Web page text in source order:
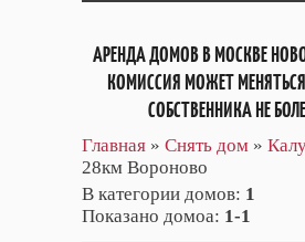
АРЕНДА ДОМОВ В МОСКВЕ
КОМИССИЯ МОЖЕТ
СОБСТВЕННИКА НЕ
Главная » Снять дом »
28км Вороново
В категории домов: 1
Показано домоа: 1-1